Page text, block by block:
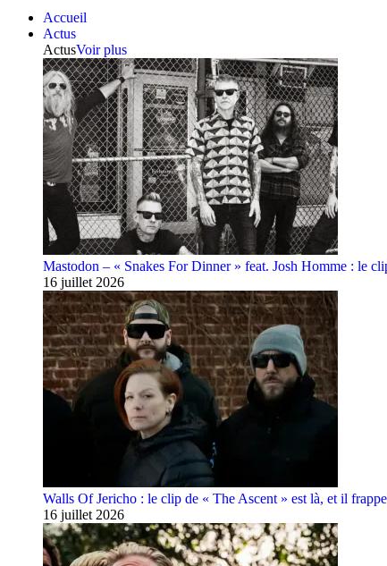
Accueil
Actus
ActusVoir plus
Mastodon – « Snakes For Dinner » feat. Josh Homme : le
16 juillet 2026
Walls Of Jericho : le clip de « The Ascent » est là, et il
16 juillet 2026